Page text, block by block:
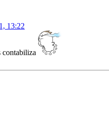
13:22
contabiliza